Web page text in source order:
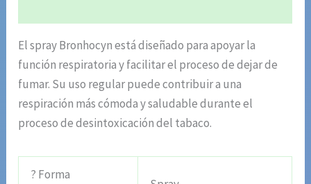
El spray Bronhocyn está diseñado para apoyar la
función respiratoria y facilitar el proceso de dejar de
fumar. Su uso regular puede contribuir a una
respiración más cómoda y saludable durante el
proceso de desintoxicación del tabaco.
? Forma